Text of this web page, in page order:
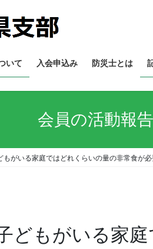
いて 入会申込み 防災士とは
会員の活動報告
がいる家庭ではどれくらいの量の非常食が
どもがいる家